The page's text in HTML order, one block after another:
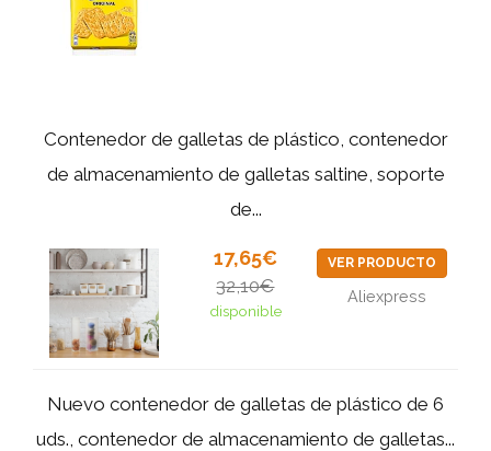
Contenedor de galletas de plástico, contenedor
de almacenamiento de galletas saltine, soporte
de...
17,65€
32,10€
disponible
VER PRODUCTO
Aliexpress
Nuevo contenedor de galletas de plástico de 6
uds., contenedor de almacenamiento de galletas...